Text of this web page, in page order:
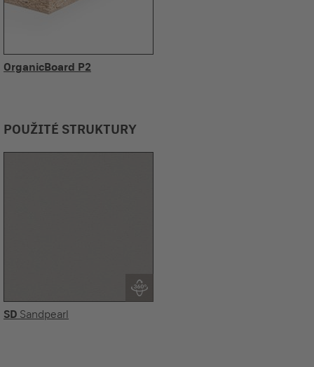
OrganicBoard P2
POUŽITÉ STRUKTURY
SD Sandpearl